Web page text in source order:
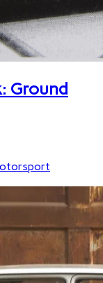
Ground